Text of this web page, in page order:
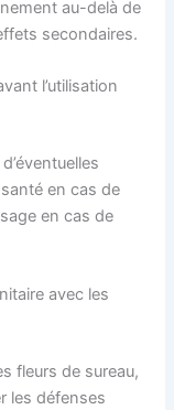
au-delà de
secondaires.
l’utilisation
en cas de
en cas de
avec les
fleurs de sureau,
les défenses